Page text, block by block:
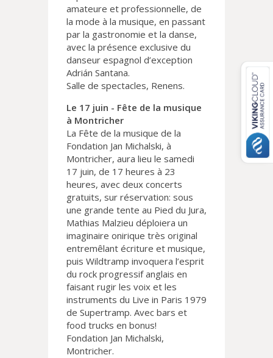
amateure et professionnelle, de
la mode à la musique, en passant
par la gastronomie et la danse,
avec la présence exclusive du
danseur espagnol d’exception
Adrián Santana.
Salle de spectacles, Renens.
Le 17 juin - Fête de la musique
à Montricher
La Fête de la musique de la
Fondation Jan Michalski, à
Montricher, aura lieu le samedi
17 juin, de 17 heures à 23
heures, avec deux concerts
gratuits, sur réservation: sous
une grande tente au Pied du Jura,
Mathias Malzieu déploiera un
imaginaire onirique très original
entremêlant écriture et musique,
puis Wildtramp invoquera l’esprit
du rock progressif anglais en
faisant rugir les voix et les
instruments du Live in Paris 1979
de Supertramp. Avec bars et
food trucks en bonus!
Fondation Jan Michalski,
Montricher.